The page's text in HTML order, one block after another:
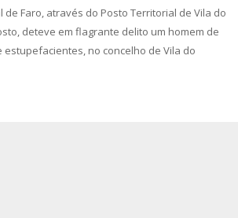
de Faro, através do Posto Territorial de Vila do
deteve em flagrante delito um homem de
estupefacientes, no concelho de Vila do